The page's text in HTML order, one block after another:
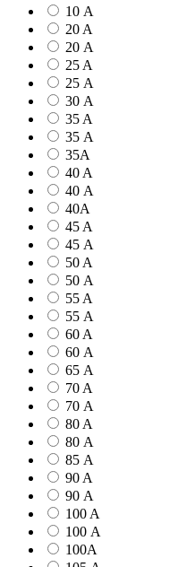
10 А
20 A
20 А
25 A
25 А
30 А
35 A
35 А
35А
40 A
40 А
40А
45 A
45 А
50 A
50 А
55 A
55 А
60 A
60 А
65 А
70 A
70 А
80 A
80 А
85 А
90 A
90 А
100 A
100 А
100А